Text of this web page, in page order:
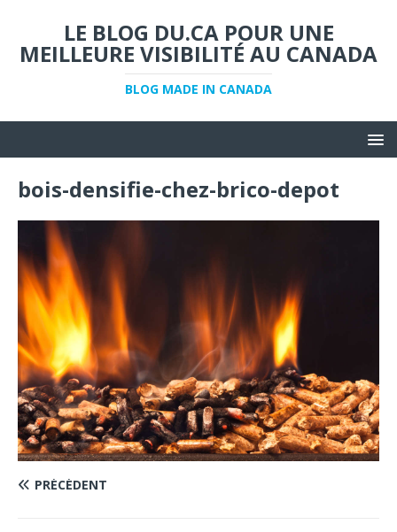
LE BLOG DU.CA POUR UNE
MEILLEURE VISIBILITÉ AU CANADA
BLOG MADE IN CANADA
bois-densifie-chez-brico-depot
PRÉCÉDENT